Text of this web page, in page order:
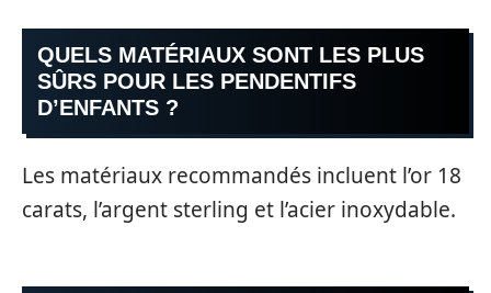
QUELS MATÉRIAUX SONT LES PLUS
SÛRS POUR LES PENDENTIFS
D’ENFANTS ?
Les matériaux recommandés incluent l’or 18
carats, l’argent sterling et l’acier inoxydable.